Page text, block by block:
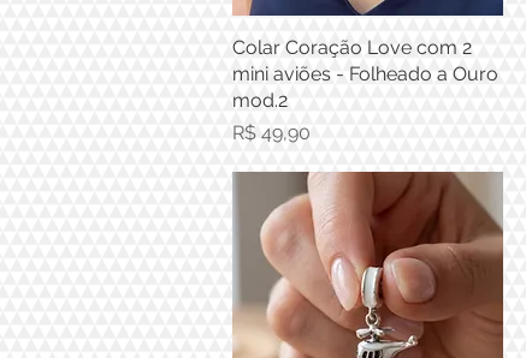
Visualização rápida
Colar Coração Love com 2
mini aviões - Folheado a Ouro
mod.2
Preço
R$ 49,90